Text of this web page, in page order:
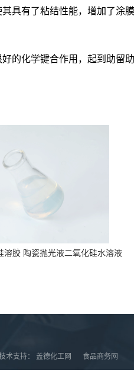
具有了粘结性能，增加了涂
的化学键合作用，起到助留
溶胶 陶瓷抛光液二氧化硅水溶液
术支持： 盖德化工网 食品商务网